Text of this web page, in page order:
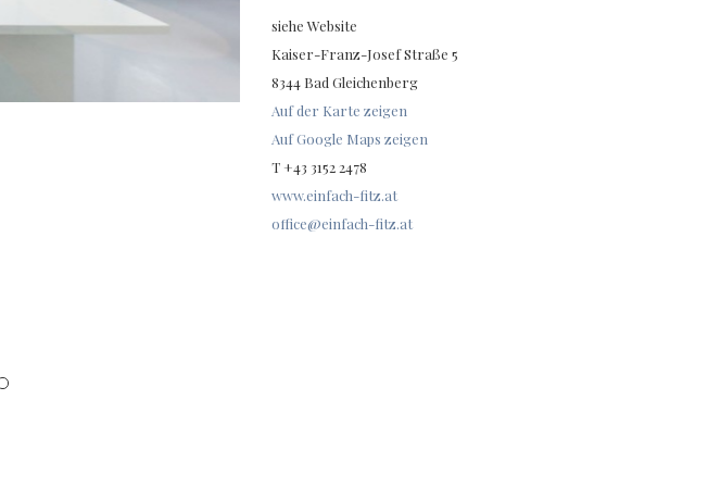
siehe Website
Kaiser-Franz-Josef Straße 5
8344 Bad Gleichenberg
Auf der Karte zeigen
Auf Google Maps zeigen
T +43 3152 2478
www.einfach-fitz.at
office@einfach-fitz.at